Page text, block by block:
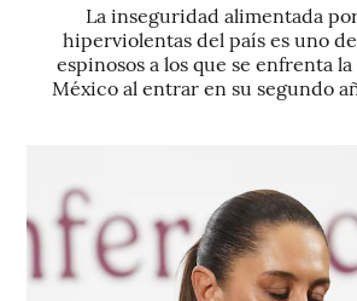
La inseguridad alimentada
hiperviolentas del país es uno
espinosos a los que se enfrenta
México al entrar en su segundo